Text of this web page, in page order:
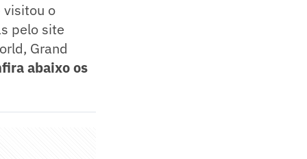
visitou o
pelo site
Grand
abaixo os